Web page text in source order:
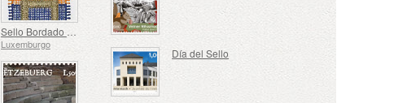
Sello Bordado - Ascenso de Enrique al Trono
Luxemburgo
Día del Sello